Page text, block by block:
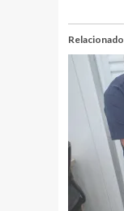
Relacionado